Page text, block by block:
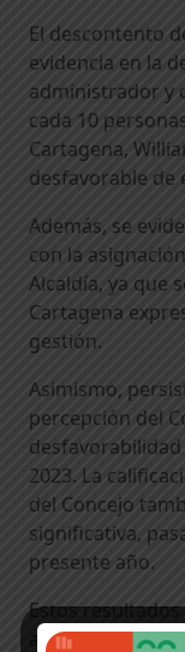
El descontento
evidencia en la
administrador y
cada 10
Cartagena,
desfavorable de
Además, se
con la
Alcaldía, ya que
Cartagena
gestión.
Asimismo,
percepción del
desfavorabilidad
2023. La
del Concejo
significativa,
presente año.
Estos
administración